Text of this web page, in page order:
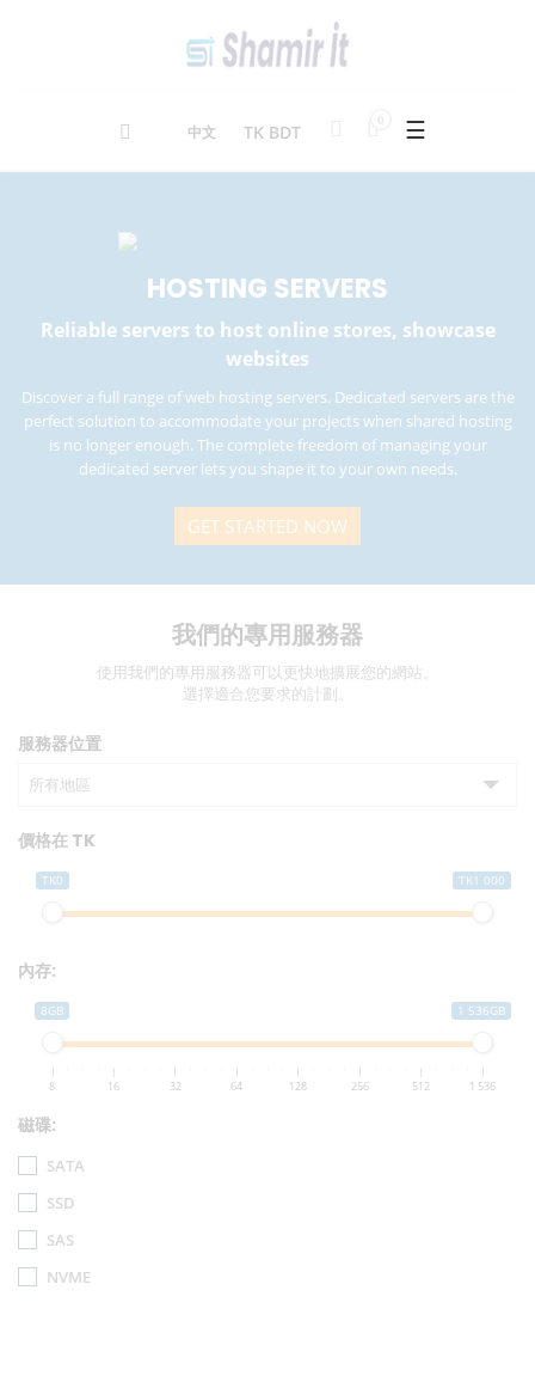
中文 TK BDT ☰
HOSTING SERVERS
Reliable servers to host online stores, showcase
websites
Discover a full range of web hosting servers. Dedicated servers are the
perfect solution to accommodate your projects when shared hosting
is no longer enough. The complete freedom of managing your
dedicated server lets you shape it to your own needs.
GET STARTED NOW
我們的專用服務器
使用我們的專用服務器可以更快地擴展您的網站。
選擇適合您要求的計劃。
服務器位置
所有地區
價格在 TK
TK0 TK1 000
內存:
8GB 1 536GB
8 16 32 64 128 256 512 1 536
磁碟:
SATA
SSD
SAS
NVME